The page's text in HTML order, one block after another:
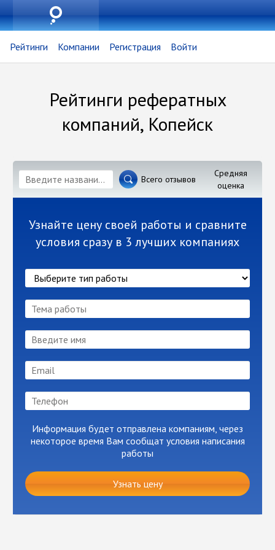
Рейтинги Компании Регистрация Войти
Рейтинги рефератных
компаний, Копейск
Всего отзывов
Средняя
оценка
Узнайте цену своей работы и сравните
условия сразу в 3 лучших компаниях
Информация будет отправлена компаниям, через
некоторое время Вам сообщат условия написания
работы
Узнать цену